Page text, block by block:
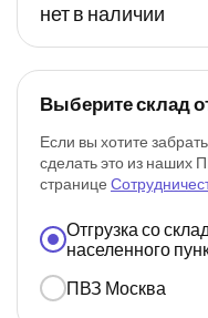
нет в наличии
Выберите склад
Если вы хотите
сделать это из наших
странице
Отгрузка со
населенного
ПВЗ Москва